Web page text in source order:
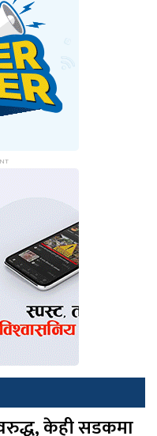
केही सडकमा